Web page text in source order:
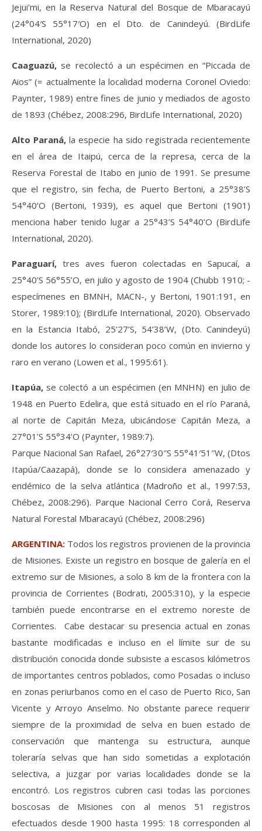
Jejui’mi, en la Reserva Natural del Bosque de Mbaracayú
(24°04′S 55°17′O) en el Dto. de Canindeyú. (BirdLife
International, 2020)
Caaguazú, se recolectó a un espécimen en “Piccada de
Aios” (= actualmente la localidad moderna Coronel Oviedo:
Paynter, 1989) entre fines de junio y mediados de agosto
de 1893 (Chébez, 2008:296, BirdLife International, 2020)
Alto Paraná, la especie ha sido registrada recientemente
en el área de Itaipú, cerca de la represa, cerca de la
Reserva Forestal de Itabo en junio de 1991. Se presume
que el registro, sin fecha, de Puerto Bertoni, a 25°38’S
54°40’O (Bertoni, 1939), es aquel que Bertoni (1901)
menciona haber tenido lugar a 25°43’S 54°40’O (BirdLife
International, 2020).
Paraguarí, tres aves fueron colectadas en Sapucaí, a
25°40’S 56°55’O, en julio y agosto de 1904 (Chubb 1910; -
especímenes en BMNH, MACN-, y Bertoni, 1901:191, en
Storer, 1989:10); (BirdLife International, 2020). Observado
en la Estancia Itabó, 25’27’S, 54’38’W, (Dto. Canindeyú)
donde los autores lo consideran poco común en invierno y
raro en verano (Lowen et al., 1995:61).
Itapúa, se colectó a un espécimen (en MNHN) en julio de
1948 en Puerto Edelira, que está situado en el río Paraná,
al norte de Capitán Meza, ubicándose Capitán Meza, a
27°01’S 55°34’O (Paynter, 1989:7).
Parque Nacional San Rafael, 26°27′30″S 55°41′51″W, (Dtos
Itapúa/Caazapá), donde se lo considera amenazado y
endémico de la selva atlántica (Madroño et al., 1997:53,
Chébez, 2008:296). Parque Nacional Cerro Corá, Reserva
Natural Forestal Mbaracayú (Chébez, 2008:296)
ARGENTINA: Todos los registros provienen de la provincia
de Misiones. Existe un registro en bosque de galería en el
extremo sur de Misiones, a solo 8 km de la frontera con la
provincia de Corrientes (Bodrati, 2005:310), y la especie
también puede encontrarse en el extremo noreste de
Corrientes. Cabe destacar su presencia actual en zonas
bastante modificadas e incluso en el límite sur de su
distribución conocida donde subsiste a escasos kilómetros
de importantes centros poblados, como Posadas o incluso
en zonas periurbanos como en el caso de Puerto Rico, San
Vicente y Arroyo Anselmo. No obstante parece requerir
siempre de la proximidad de selva en buen estado de
conservación que mantenga su estructura, aunque
toleraría selvas que han sido sometidas a explotación
selectiva, a juzgar por varias localidades donde se la
encontró. Los registros cubren casi todas las porciones
boscosas de Misiones con al menos 51 registros
efectuados desde 1900 hasta 1995: 18 corresponden al